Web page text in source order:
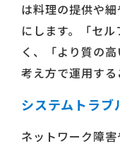
は料理の提供や
にします。「セ
く、「より質の
考え方で運用する
システムトラブ
ネットワーク障